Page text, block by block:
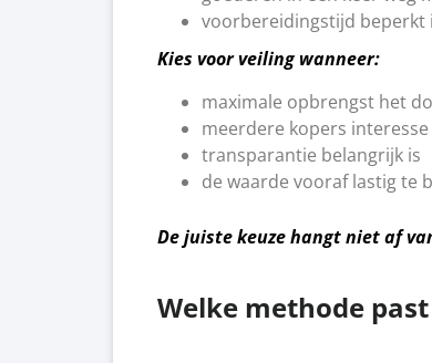
voorbereidingstijd beperkt
Kies voor veiling wanneer:
maximale opbrengst het
meerdere kopers
transparantie belangrijk is
de waarde vooraf lastig te
De juiste keuze hangt niet af
Welke methode